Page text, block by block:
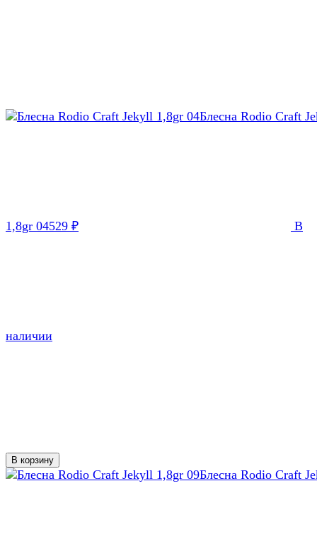
Блесна Rodio Craft
1,8gr 04529 ₽ В
наличии
В корзину
Блесна Rodio Craft